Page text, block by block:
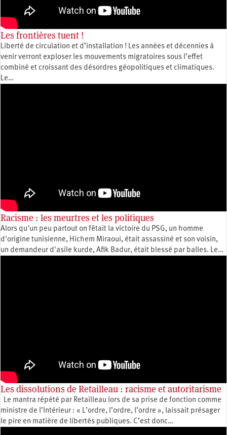
Les frontières tuent !
Liberté de circulation et d’installation ! Les années et décennies à
venir verront exploser les mouvements migratoires sous l’effet
combiné et croissant des désordres géopolitiques et climatiques.
Le…
Racisme : les meurtres et les politiques
Alors qu'un peu partout on fêtait la victoire du PSG, un homme
d'origine tunisienne, Hichem Miraoui, était assassiné et son voisin,
un demandeur d'asile kurde, Afik Badur, était blessé par balles. Le…
Les dissolutions de Retailleau : racisme et autoritarisme
Le mantra répété par Retailleau lors de sa prise de fonction comme
ministre de l’Intérieur : « L’ordre, l’ordre, l’ordre », laissait présager
le pire en matière de libertés publiques. C’est donc…